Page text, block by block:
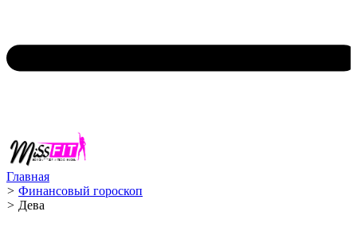
Главная
> Финансовый гороскоп
> Дева ️